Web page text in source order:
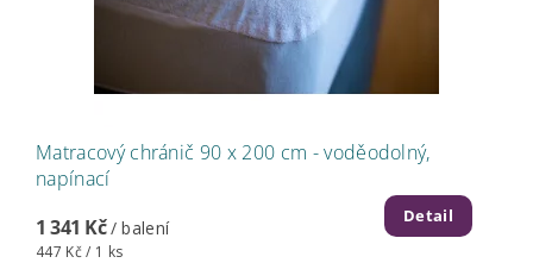
Matracový chránič 90 x 200 cm - voděodolný,
napínací
1 341 Kč/ balení
447 Kč / 1 ks
Detail